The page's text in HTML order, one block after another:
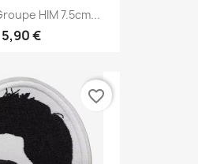
HIM 7.5cm...
5,90 €
favorite_border